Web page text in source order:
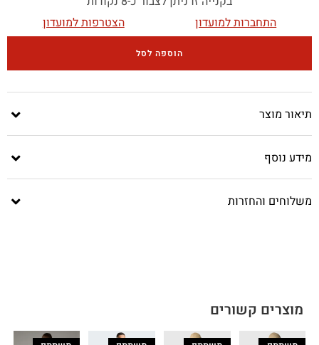
התחברות למועדון
הצטרפות למועדון
הוספה לסל
תיאור מוצר
מידע נוסף
משלוחים והחזרות
מוצרים קשורים